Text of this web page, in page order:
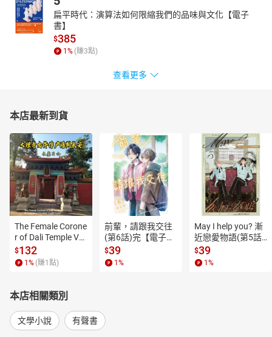
扁平時代：演算法如何限縮我們的品味與文化【電子
書】
$385
1% (賺3點)
查看更多
本店最新到貨
The Female Corone
r of Dali Temple Vo
l.6【有聲書】
$132
1 % (賺1 點)
前輩，請跟我交往
(第6話)完【電子
書】
$39
1 %
May I help you? 漸
近戀愛物語(第5話)
【電子書】
$39
1 %
本店相關類別
文學小說 有聲書